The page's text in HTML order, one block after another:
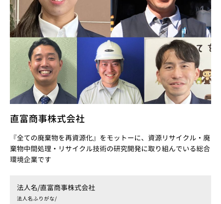
直富商事株式会社
『全ての廃棄物を再資源化』をモットーに、資源リサイクル・廃
棄物中間処理・リサイクル技術の研究開発に取り組んでいる総合
環境企業です
法人名/直富商事株式会社
法人名ふりがな/